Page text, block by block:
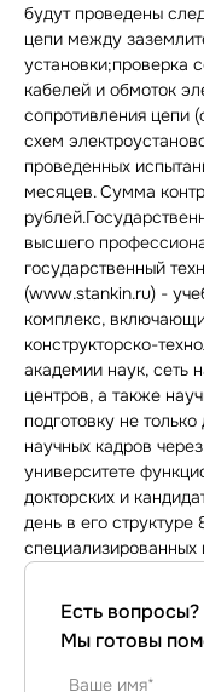
будут проведены
цепи между
установки;проверка
кабелей и обмоток
сопротивления цепи
схем
проведенных
месяцев. Сумма
высшего
государственный
(www.stankin.ru) -
комплекс,
конструкторско-
академии наук, сеть
центров, а также
подготовку не
научных кадров
университете
докторских и
день в его структуре
специализированных
Есть вопросы?
Мы готовы